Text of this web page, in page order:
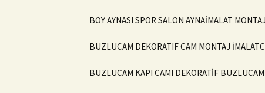
BOY AYNASI SPOR SALON AYNAİMALAT
BUZLUCAM DEKORATIF CAM MONTAJ
BUZLUCAM KAPI CAMI DEKORATİF